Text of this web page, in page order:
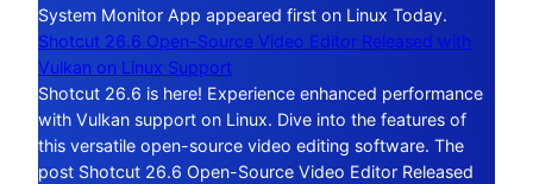
System Monitor App appeared first on Linux Today.
Shotcut 26.6 Open-Source Video Editor Released with
Vulkan on Linux Support
Shotcut 26.6 is here! Experience enhanced performance
with Vulkan support on Linux. Dive into the features of
this versatile open-source video editing software. The
post Shotcut 26.6 Open-Source Video Editor Released